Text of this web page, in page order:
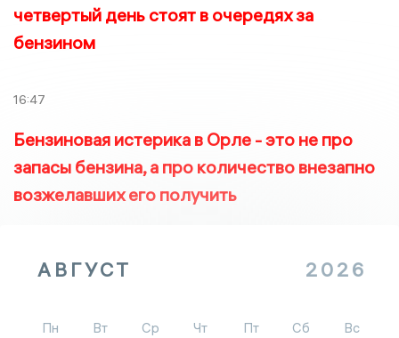
четвертый день стоят в очередях за
бензином
16:47
Бензиновая истерика в Орле - это не про
запасы бензина, а про количество внезапно
возжелавших его получить
АВГУСТ 2026
Пн Вт Ср Чт Пт Сб
Вс